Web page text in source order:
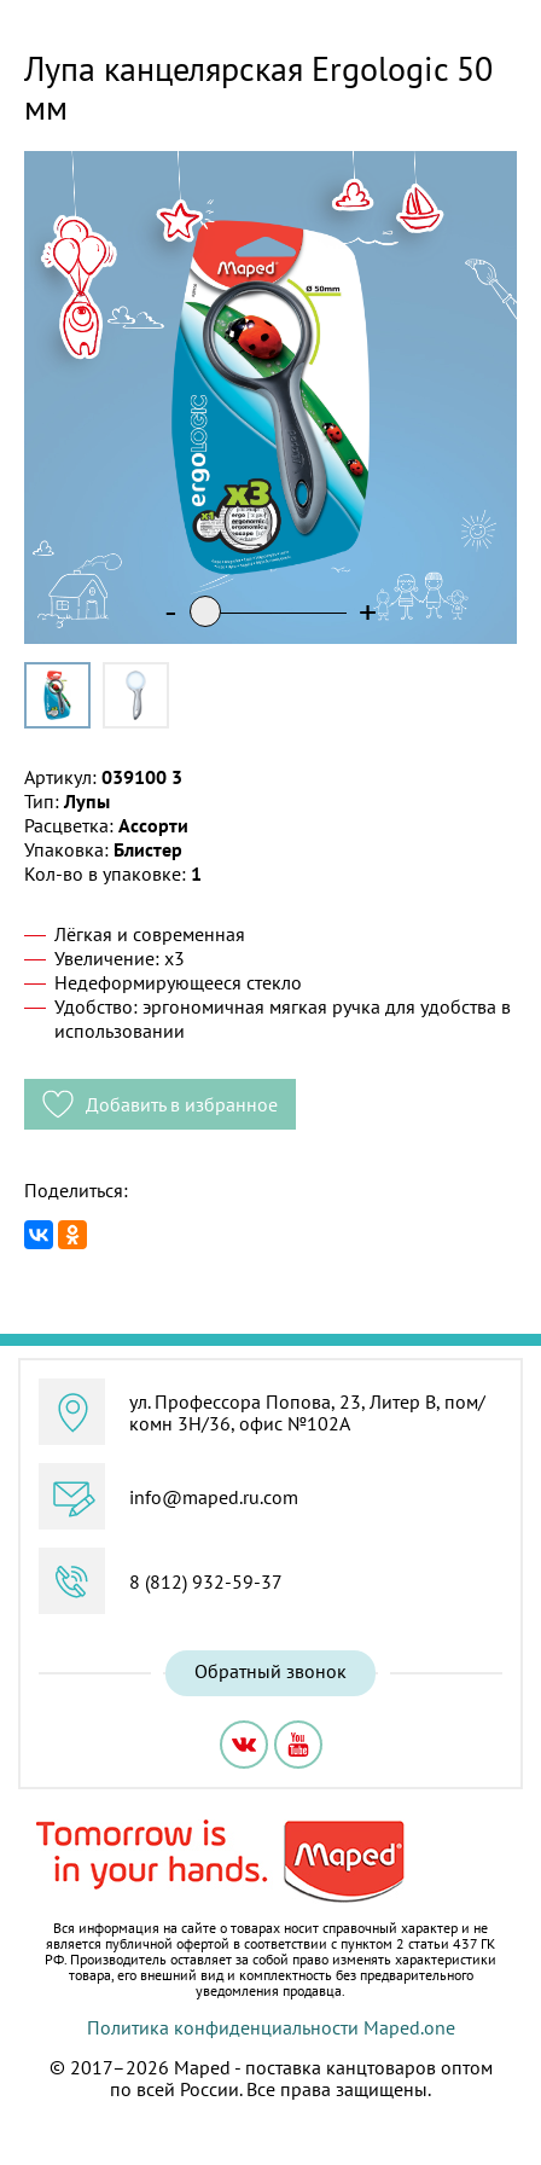
Лупа канцелярская Ergologic 50
мм
- +
- +
Артикул: 039100 3
Тип:Лупы
Расцветка: Ассорти
Упаковка: Блистер
Кол-во в упаковке: 1
Лёгкая и современная
Увеличение: x3
Недеформирующееся стекло
Удобство: эргономичная мягкая ручка для удобства в
использовании
Добавить в избранное
Поделиться:
ул. Профессора Попова, 23, Литер В, пом/
комн 3Н/36, офис №102А
info@maped.ru.com
8 (812) 932-59-37
Обратный звонок
Вся информация на сайте о товарах носит справочный характер и не
является публичной офертой в соответствии с пунктом 2 статьи 437 ГК
РФ. Производитель оставляет за собой право изменять характеристики
товара, его внешний вид и комплектность без предварительного
уведомления продавца.
Политика конфиденциальности Maped.one
© 2017–2026 Maped - поставка канцтоваров оптом
по всей России.Все права защищены.